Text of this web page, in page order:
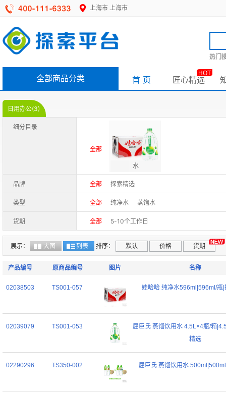
上海市 上海市
热门
全部商品分类 首 页 匠心精选
HOT
日用办公(3)
细分目录
全部
水
品牌 全部 探索精选
类型 全部 纯净水 蒸馏水
货期 全部 5-10个工作日
展示： 大图 列表 排序： 默认 价格 货期
产品编号 原商品编号 图片 名称
02038503 TS001-057 娃哈哈 纯净水596ml|596ml/瓶|
02039079 TS001-053
屈臣氏 蒸馏饮用水 4.5L×4瓶/箱
精选
02290296 TS350-002 屈臣氏 蒸馏饮用水